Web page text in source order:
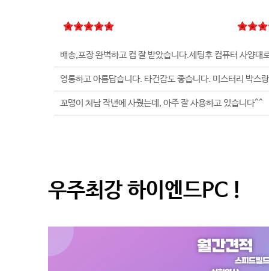
꼬맹이 처남 작년에 사줬는데, 아주 잘 사용하고 있습니다^^
우주최강 하이엔드PC !